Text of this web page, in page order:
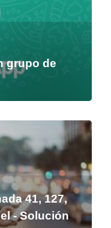
grupo de
41, 127,
- Solución